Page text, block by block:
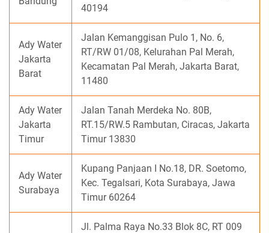
40194
Ady Water
Jakarta
Barat
Jalan Kemanggisan Pulo 1, No. 6,
RT/RW 01/08, Kelurahan Pal Merah,
Kecamatan Pal Merah, Jakarta Barat,
11480
Ady Water
Jakarta
Timur
Jalan Tanah Merdeka No. 80B,
RT.15/RW.5 Rambutan, Ciracas, Jakarta
Timur 13830
Ady Water
Surabaya
Kupang Panjaan I No.18, DR. Soetomo,
Kec. Tegalsari, Kota Surabaya, Jawa
Timur 60264
Jl. Palma Raya No.33 Blok 8C, RT 009